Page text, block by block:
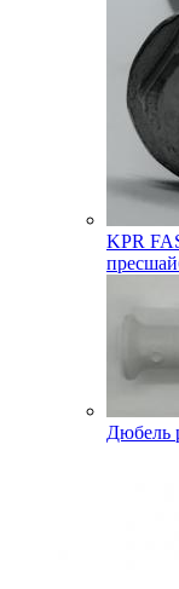
KPR
Дюбель